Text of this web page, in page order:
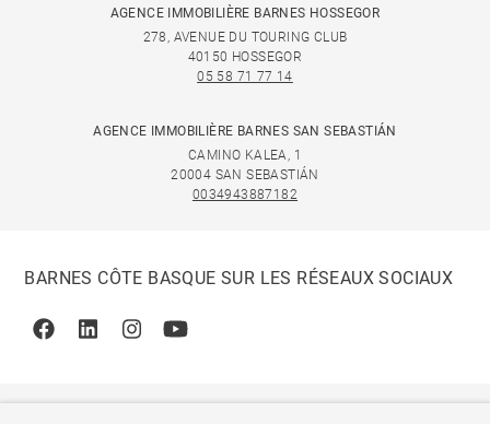
AGENCE IMMOBILIÈRE BARNES HOSSEGOR
278, AVENUE DU TOURING CLUB
40150 HOSSEGOR
05 58 71 77 14
AGENCE IMMOBILIÈRE BARNES SAN SEBASTIÁN
CAMINO KALEA, 1
20004 SAN SEBASTIÁN
0034943887182
BARNES CÔTE BASQUE SUR LES RÉSEAUX SOCIAUX
FacebookLinkedinInstagramYoutube